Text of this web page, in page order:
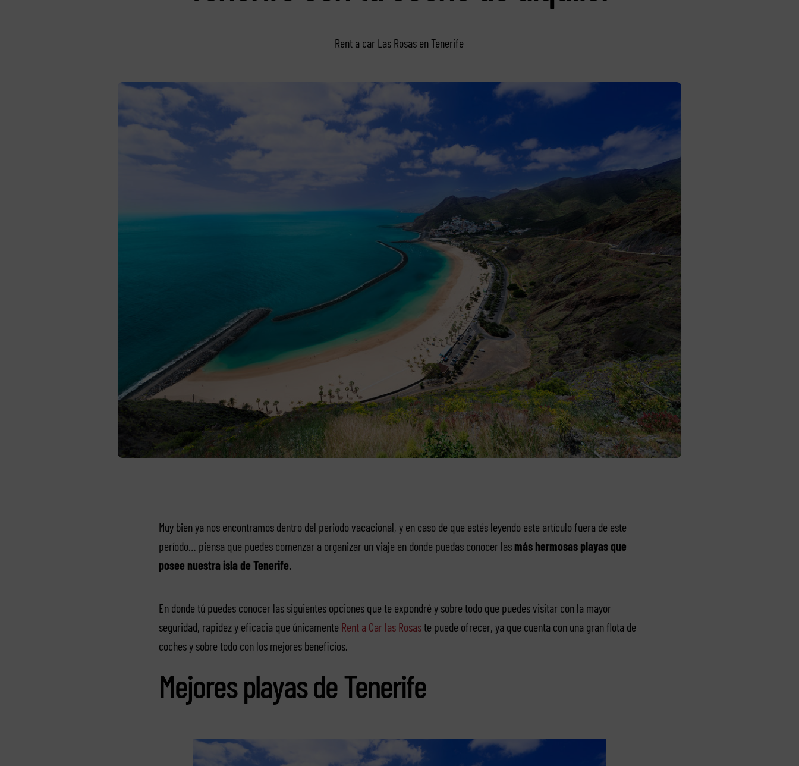
Rent a car Las Rosas en Tenerife
Muy bien ya nos encontramos dentro del periodo vacacional, y en caso de que estés leyendo este artículo fuera de este
período… piensa que puedes comenzar a organizar un viaje en donde puedas conocer las más hermosas playas que
posee nuestra isla de Tenerife.
En donde tú puedes conocer las siguientes opciones que te expondré y sobre todo que puedes visitar con la mayor
seguridad, rapidez y eficacia que únicamente Rent a Car las Rosaste puede ofrecer, ya que cuenta con una gran flota de
coches y sobre todo con los mejores beneficios.
Mejores playas de Tenerife